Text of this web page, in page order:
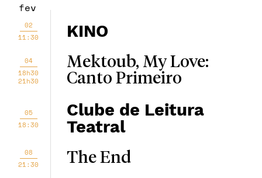
fev
02
11:30
KINO
04
18h30
21h30
Mektoub, My Love:
Canto Primeiro
05
18:30
Clube de Leitura
Teatral
08
21:30
The End